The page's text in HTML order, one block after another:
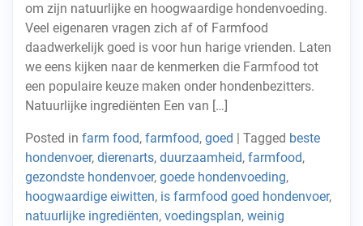
om zijn natuurlijke en hoogwaardige hondenvoeding.
Veel eigenaren vragen zich af of Farmfood
daadwerkelijk goed is voor hun harige vrienden. Laten
we eens kijken naar de kenmerken die Farmfood tot
een populaire keuze maken onder hondenbezitters.
Natuurlijke ingrediënten Een van […]
Posted in farm food, farmfood, goed | Tagged beste
hondenvoer, dierenarts, duurzaamheid, farmfood,
gezondste hondenvoer, goede hondenvoeding,
hoogwaardige eiwitten, is farmfood goed hondenvoer,
natuurlijke ingrediënten, voedingsplan, weinig